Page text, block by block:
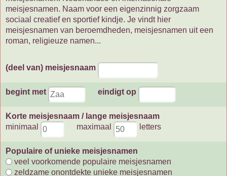
meisjesnamen. Naam voor een eigenzinnig zorgzaam
sociaal creatief en sportief kindje. Je vindt hier
meisjesnamen van beroemdheden, meisjesnamen uit een
roman, religieuze namen...
(deel van) meisjesnaam
begint met eindigt op
Korte meisjesnaam / lange meisjesnaam
minimaal
maximaal letters
Populaire of unieke meisjesnamen
veel voorkomende populaire meisjesnamen
zeldzame onontdekte unieke meisjesnamen